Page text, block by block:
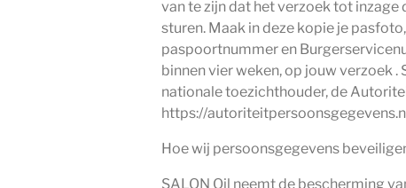
van te zijn dat het verzoek tot
sturen. Maak in deze kopie je
paspoortnummer en
binnen vier weken, op jouw verzoek
nationale toezichthouder, de
https://
Hoe wij persoonsgegevens
SALON Oil neemt de bescherming